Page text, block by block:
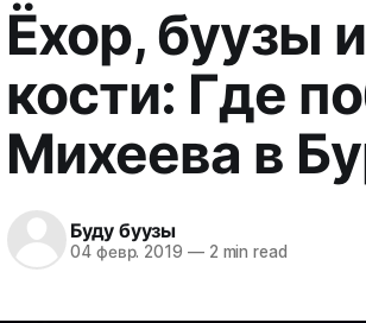
Ёхор, буузы
кости: Где
Михеева в
Буду буузы
04 февр. 2019 —2 min read